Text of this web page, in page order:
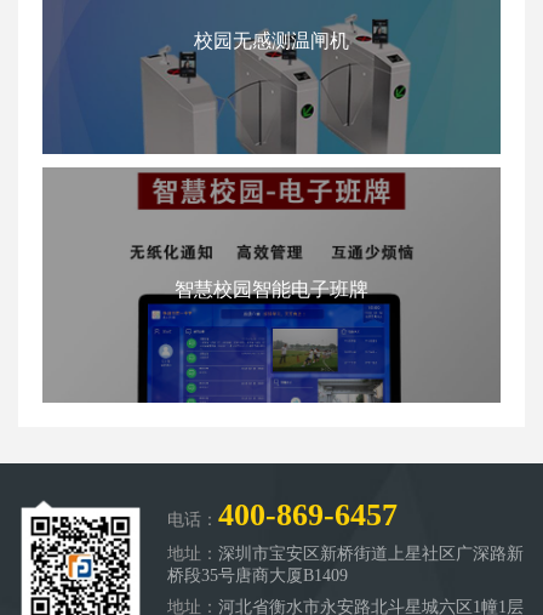
校园无感测温闸机
智慧校园智能电子班牌
电话： 400-869-6457
地址： 深圳市宝安区新桥街道上星社区广深路新
桥段35号唐商大厦B1409
地址： 河北省衡水市永安路北斗星城六区1幢1层